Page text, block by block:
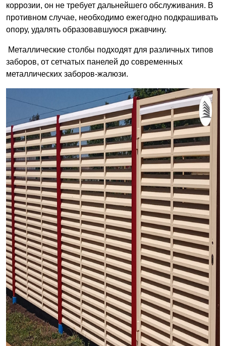
коррозии, он не требует дальнейшего обслуживания. В
противном случае, необходимо ежегодно подкрашивать
опору, удалять образовавшуюся ржавчину.
Металлические столбы подходят для различных типов
заборов, от сетчатых панелей до современных
металлических заборов-жалюзи.